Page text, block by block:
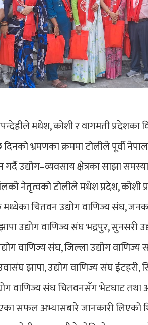
मधेश, कोशी र वागमती प्रदेशका
भ्रमणका क्रममा टोलीले पूर्वी
उद्योग–व्यवसाय क्षेत्रका साझा
नेतृत्वको टोलीले मधेश प्रदेश, कोशी
चितवन उद्योग वाणिज्य संघ,
उद्योग वाणिज्य संघ भद्रपुर, सुनसरी
वाणिज्य संघ, जिल्ला उद्योग
झापा, उद्योग वाणिज्य संघ
वाणिज्य संघ चितवनसँग भेटघाट तथा
सफल अभ्यासबारे जानकारी लिएको